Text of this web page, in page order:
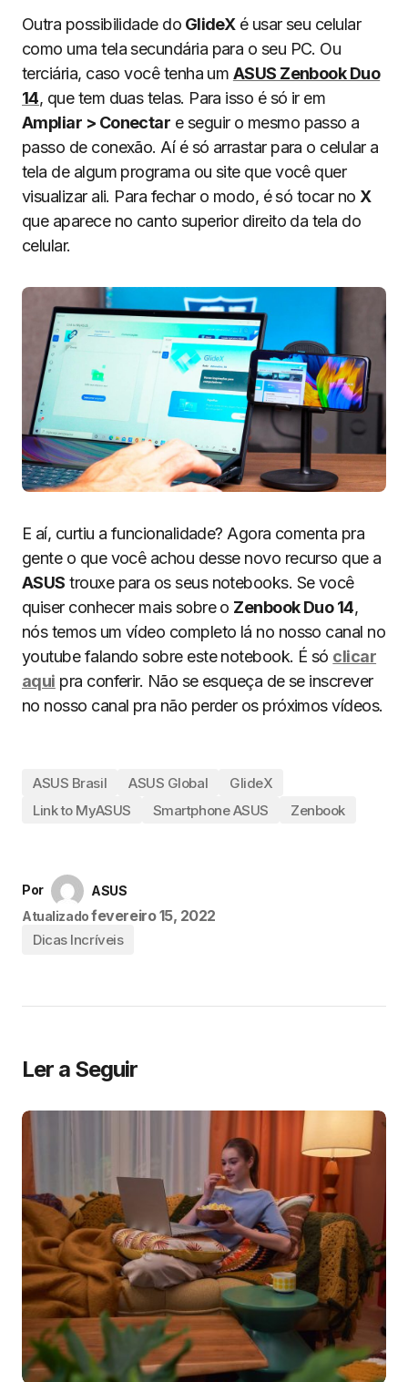
Outra possibilidade do GlideXé usar seu celular
como uma tela secundária para o seu PC. Ou
terciária, caso você tenha um ASUS Zenbook Duo
14, que tem duas telas. Para isso é só ir em
Ampliar > Conectar e seguir o mesmo passo a
passo de conexão. Aí é só arrastar para o celular a
tela de algum programa ou site que você quer
visualizar ali. Para fechar o modo, é só tocar no X
que aparece no canto superior direito da tela do
celular.
E aí, curtiu a funcionalidade? Agora comenta pra
gente o que você achou desse novo recurso que a
ASUS trouxe para os seus notebooks. Se você
quiser conhecer mais sobre o Zenbook Duo 14,
nós temos um vídeo completo lá no nosso canal no
youtube falando sobre este notebook. É só clicar
aqui pra conferir. Não se esqueça de se inscrever
no nosso canal pra não perder os próximos vídeos.
ASUS Brasil ASUS Global
GlideX
Link to MyASUS
Smartphone ASUS Zenbook
Por
ASUS
Atualizado fevereiro 15, 2022
Dicas Incríveis
Ler a Seguir